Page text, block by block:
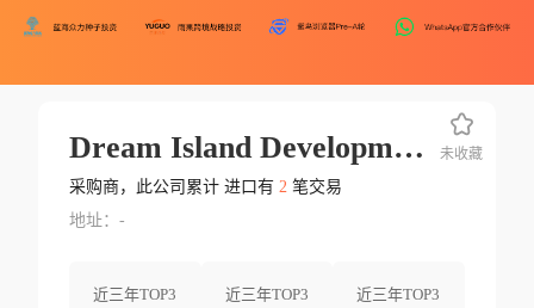
Dream Island Development 2 Pvt
采购商，此公司累计 进口有 2笔交易
地址：-
近三年TOP3
近三年TOP3
近三年TOP3
未收藏